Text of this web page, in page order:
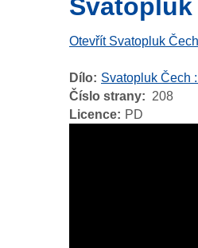
Svatopluk
Otevřít Svatopluk
Dílo
Svatopluk Čech
Číslo strany
208
Licence
PD